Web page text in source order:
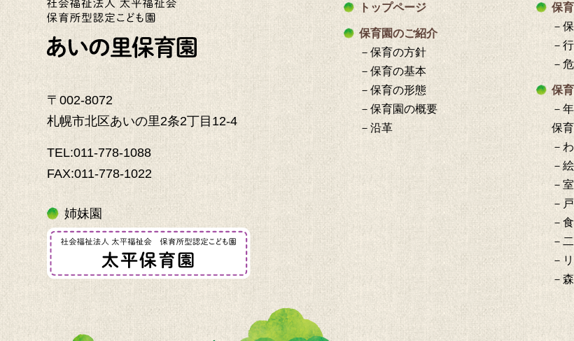
〒002-8072
札幌市北区あいの里2条2丁目12-4
TEL:011-778-1088
FAX:011-778-1022
姉妹園
トップページ
保育園のご紹介
－保育の方針
－保育の基本
－保育の形態
－保育園の概要
－沿革
保
－
－
－
保
－
保
－
－
－
－
－
－
－
－